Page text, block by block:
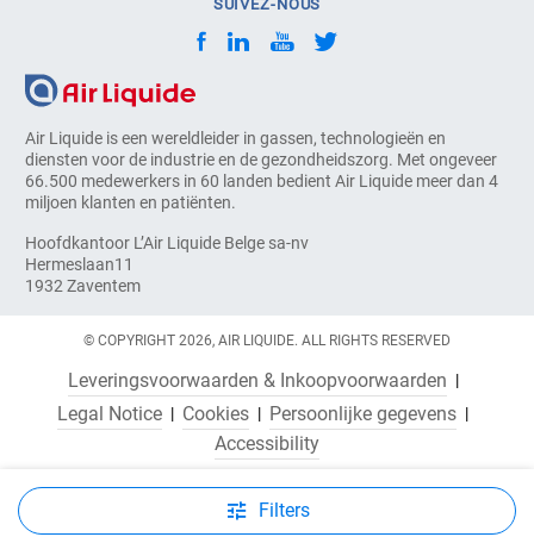
Filters
Air Liquide is een wereldleider in gassen, technologieën en
diensten voor de industrie en de gezondheidszorg. Met ongeveer
66.500 medewerkers in 60 landen bedient Air Liquide meer dan 4
miljoen klanten en patiënten.
Hoofdkantoor L’Air Liquide Belge sa-nv
Hermeslaan11
1932 Zaventem
SUIVEZ-NOUS
© COPYRIGHT 2026, AIR LIQUIDE. ALL RIGHTS RESERVED
Leveringsvoorwaarden & Inkoopvoorwaarden
Legal Notice
Cookies
Persoonlijke gegevens
Accessibility